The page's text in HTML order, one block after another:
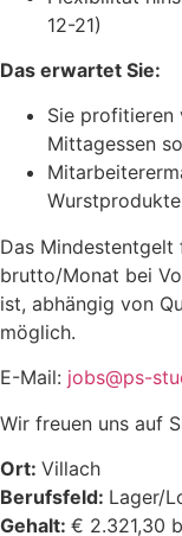
12-21)
Das erwartet Sie:
Sie profitieren
Mittagessen
Das
brutto/Monat bei
ist, abhängig von
möglich.
E-Mail: jobs@ps-
Wir freuen uns auf
Ort: Villach
Berufsfeld: Lager/
Gehalt: € 2.321,30